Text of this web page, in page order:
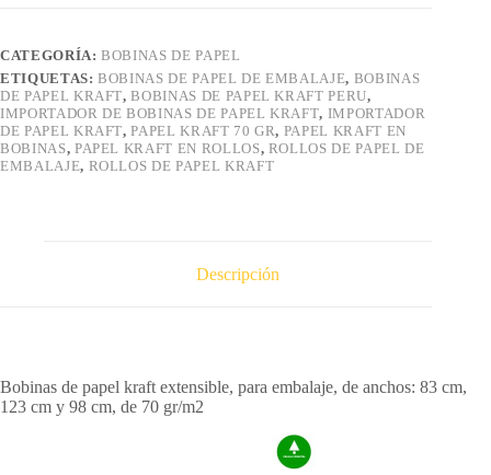
CATEGORÍA:BOBINAS DE PAPEL
ETIQUETAS:BOBINAS DE PAPEL DE EMBALAJE, BOBINAS
DE PAPEL KRAFT,BOBINAS DE PAPEL KRAFT PERU,
IMPORTADOR DE BOBINAS DE PAPEL KRAFT, IMPORTADOR
DE PAPEL KRAFT,PAPEL KRAFT 70 GR, PAPEL KRAFT EN
BOBINAS, PAPEL KRAFT EN ROLLOS, ROLLOS DE PAPEL DE
EMBALAJE, ROLLOS DE PAPEL KRAFT
Descripción
Bobinas de papel kraft extensible, para embalaje, de anchos: 83 cm,
123 cm y 98 cm, de 70 gr/m2